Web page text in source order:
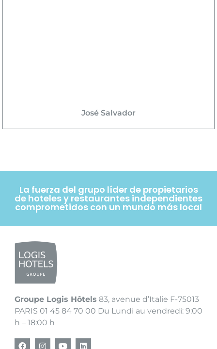
José Salvador
La fuerza del grupo líder de propietarios
de hoteles y restaurantes independientes
comprometidos con un mundo más local
Groupe Logis Hôtels 83, avenue d’Italie F-75013
PARIS 01 45 84 70 00 Du Lundi au vendredi: 9:00
h – 18:00 h